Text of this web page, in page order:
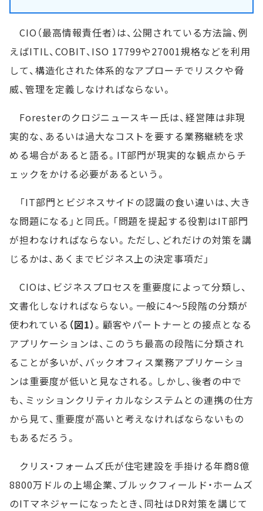
CIO（最高情報責任者）は、公開されている方法論、例
えばITIL、COBIT、ISO 17799や27001規格などを利用
して、構造化された体系的なアプローチでリスクや脅
威、管理を定義しなければならない。
Foresterのクロジニュースキー氏は、経営陣は非現
実的な、あるいは過大なコストを要する業務継続を求
める場合があると語る。IT部門が現実的な観点からチ
ェックをかける必要があるという。
「IT部門とビジネスサイドの認識の食い違いは、大き
な問題になる」と同氏。「問題を提起する役割はIT部門
が担わなければならない。ただし、どれだけの対策を講
じるかは、あくまでビジネス上の決定事項だ」
CIOは、ビジネスプロセスを重要度によって分類し、
文書化しなければならない。一般に4～5段階の分類が
使われている （図1）。顧客やパートナーとの接点となる
アプリケーションは、このうち最高の段階に分類され
ることが多いが、バックオフィス業務アプリケーショ
ンは重要度が低いと見なされる。しかし、後者の中で
も、ミッションクリティカルなシステムとの連携の仕方
から見て、重要度が高いと考えなければならないもの
もあるだろう。
クリス・フォームズ氏が住宅建設を手掛ける年商8億
8800万ドルの上場企業、ブルックフィールド・ホームズ
のITマネジャーになったとき、同社はDR対策を講じて